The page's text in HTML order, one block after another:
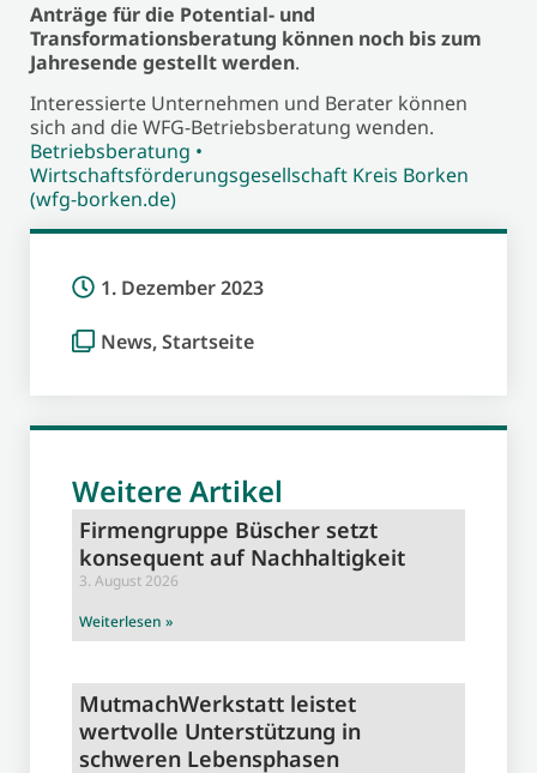
Anträge für die Potential- und
Transformationsberatung können noch bis zum
Jahresende gestellt werden.
Interessierte Unternehmen und Berater können
sich and die WFG-Betriebsberatung wenden.
Betriebsberatung •
Wirtschaftsförderungsgesellschaft Kreis Borken
(wfg-borken.de)
1. Dezember 2023
News,Startseite
Weitere Artikel
Firmengruppe Büscher setzt
konsequent auf Nachhaltigkeit
3. August 2026
Weiterlesen »
MutmachWerkstatt leistet
wertvolle Unterstützung in
schweren Lebensphasen